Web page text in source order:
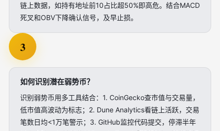
链上数据，如持有地址前10占比超50%即高危。结合MACD
死叉和OBV下降确认信号，及早止损。
3
如何识别潜在弱势币？
识别弱势币用多工具结合：1. CoinGecko查市值与交易量，
低市值高波动为标志；2. Dune Analytics看链上活跃，交易
笔数日均<1万笔警示；3. GitHub监控代码提交，停滞半年